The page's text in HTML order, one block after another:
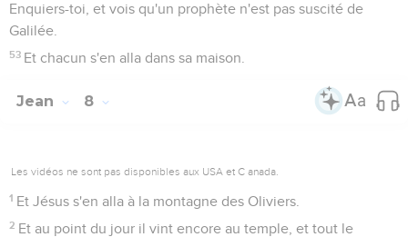
Enquiers-toi, et vois qu'un prophète n'est pas suscité de
Galilée.
53 Et chacun s'en alla dans sa maison.
Jean 8
Les vidéos ne sont pas disponibles aux USA et C anada.
1 Et Jésus s'en alla à la montagne des Oliviers.
2 Et au point du jour il vint encore au temple, et tout le